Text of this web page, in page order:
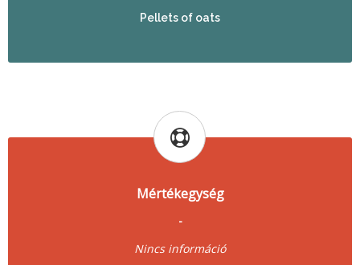
Pellets of oats
Mértékegység
-
Nincs információ